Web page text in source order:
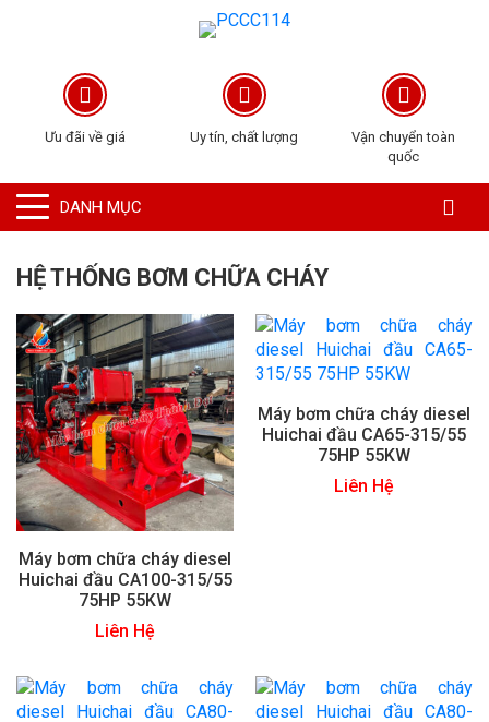
Ưu đãi về giá Uy tín, chất lượng
Vận chuyển toàn
quốc
DANH MỤC
HỆ THỐNG BƠM CHỮA CHÁY
Máy bơm chữa cháy diesel
Huichai đầu CA100-315/55
75HP 55KW
Liên Hệ
Máy bơm chữa cháy diesel
Huichai đầu CA65-315/55
75HP 55KW
Liên Hệ